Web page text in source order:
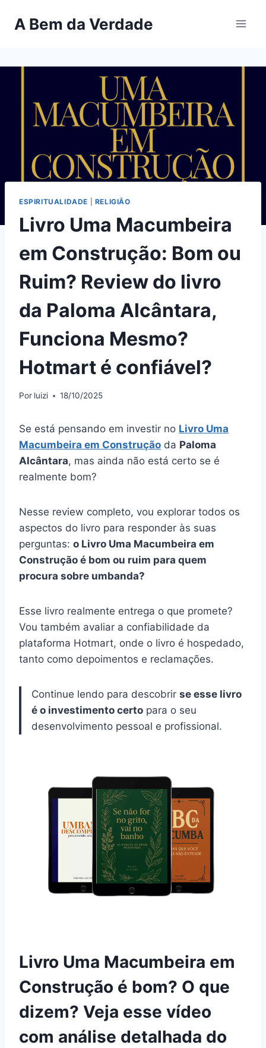
paraA Bem da Verdade
ESPIRITUALIDADE RELIGIÃO
Livro Uma Macumbeira
em Construção: Bom ou
Ruim? Review do livro
da Paloma Alcântara,
Funciona Mesmo?
Hotmart é confiável?
Por luizi 18/10/2025
Se está pensando em investir no Livro Uma
Macumbeira em Construção da Paloma
Alcântara, mas ainda não está certo se é
realmente bom?
Nesse review completo, vou explorar todos os
aspectos do livro para responder às suas
perguntas: o Livro Uma Macumbeira em
Construção é bom ou ruim para quem
procura sobre umbanda?
Esse livro realmente entrega o que promete?
Vou também avaliar a confiabilidade da
plataforma Hotmart, onde o livro é hospedado,
tanto como depoimentos e reclamações.
Continue lendo para descobrir se esse livro
é o investimento certo para o seu
desenvolvimento pessoal e profissional.
Livro Uma Macumbeira em
Construção é bom? O que
dizem? Veja esse vídeo
com análise detalhada do